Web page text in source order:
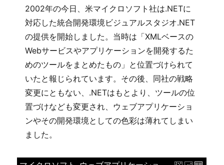
2002年の今日、米マイクロソフト社は.NETに
対応した統合開発環境ビジュアルスタジオ.NET
の提供を開始しました。当時は「XMLベースの
Webサービスやアプリケーションを開発するた
めのツールをまとめたもの」と位置づけられて
いたと報じられています。その後、同社の戦略
変更にともない、.NETはもとより、ツールの位
置づけなども変更され、ウェブアプリケーショ
ンやその開発環境としての色彩は薄れてしまい
ました。